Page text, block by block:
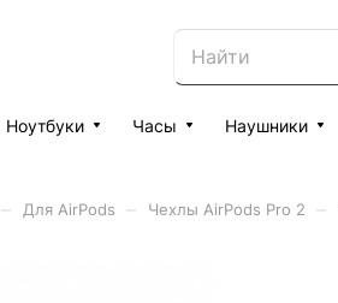
Ноутбуки Часы Наушники
Для AirPods Чехлы AirPods Pro 2